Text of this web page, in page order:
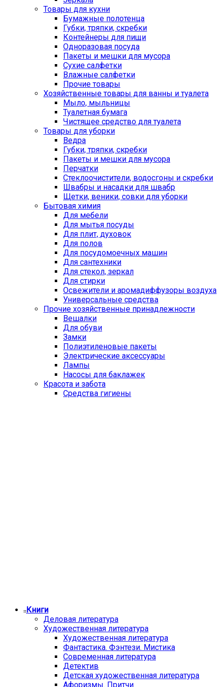
Товары для кухни
Бумажные полотенца
Губки, тряпки, скребки
Контейнеры для пищи
Одноразовая посуда
Пакеты и мешки для мусора
Сухие салфетки
Влажные салфетки
Прочие товары
Хозяйственные товары для ванны и туалета
Мыло, мыльницы
Туалетная бумага
Чистящее средство для туалета
Товары для уборки
Ведра
Губки, тряпки, скребки
Пакеты и мешки для мусора
Перчатки
Стеклоочистители, водосгоны и скребки
Швабры и насадки для швабр
Щетки, веники, совки для уборки
Бытовая химия
Для мебели
Для мытья посуды
Для плит, духовок
Для полов
Для посудомоечных машин
Для сантехники
Для стекол, зеркал
Для стирки
Освежители и аромадиффузоры воздуха
Универсальные средства
Прочие хозяйственные принадлежности
Вешалки
Для обуви
Замки
Полиэтиленовые пакеты
Электрические аксессуары
Лампы
Насосы для баклажек
Красота и забота
Средства гигиены
Книги
Деловая литература
Художественная литература
Художественная литература
Фантастика. Фэнтези. Мистика
Современная литература
Детектив
Детская художественная литература
Афоризмы. Притчи